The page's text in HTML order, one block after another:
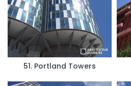
51. Portland Towers